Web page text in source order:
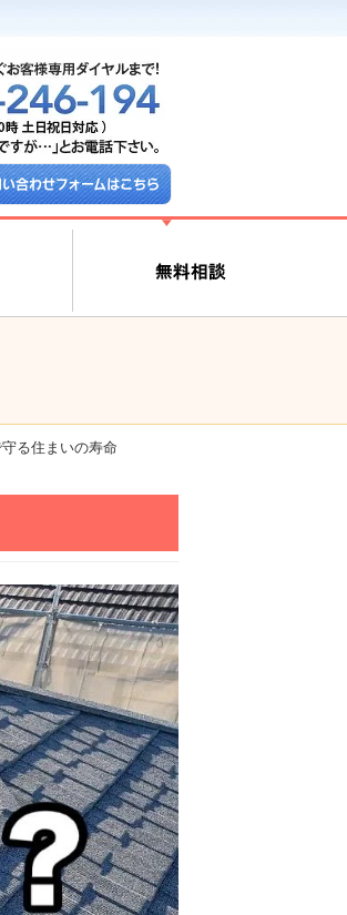
合わせフォームはこちら
る住まいの寿命